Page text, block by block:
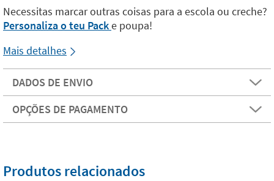
Necessitas marcar outras coisas para a escola ou creche?
Personaliza o teu Packe poupa!
Mais detalhes
DADOS DE ENVIO
OPÇÕES DE PAGAMENTO
Produtos relacionados